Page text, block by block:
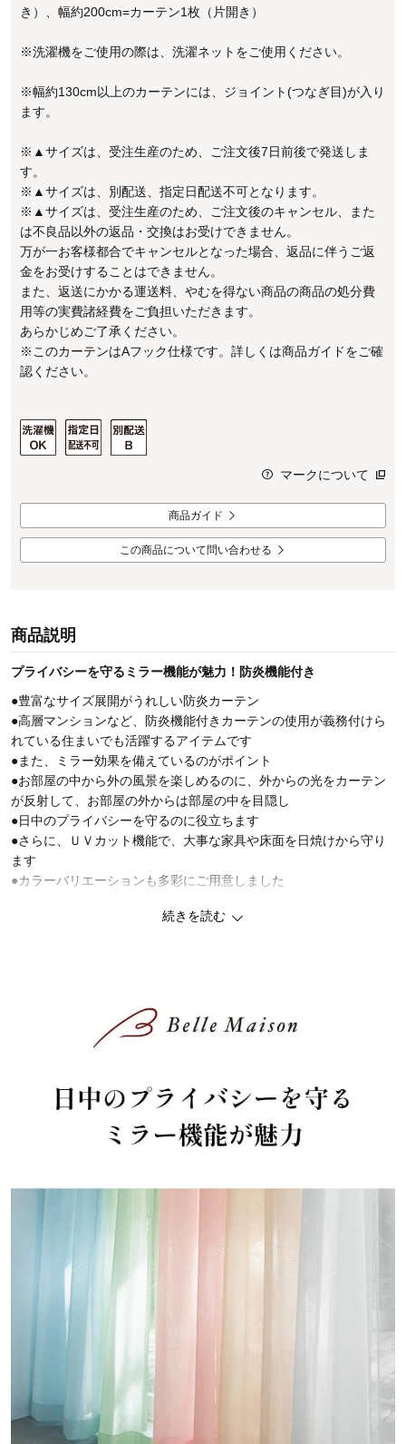
き）、幅約200cm=カーテン1枚（片開き）
※洗濯機をご使用の際は、洗濯ネットをご使用ください。
※幅約130cm以上のカーテンには、ジョイント(つなぎ目)が入り
ます。
※▲サイズは、受注生産のため、ご注文後7日前後で発送しま
す。
※▲サイズは、別配送、指定日配送不可となります。
※▲サイズは、受注生産のため、ご注文後のキャンセル、また
は不良品以外の返品・交換はお受けできません。
万が一お客様都合でキャンセルとなった場合、返品に伴うご返
金をお受けすることはできません。
また、返送にかかる運送料、やむを得ない商品の商品の処分費
用等の実費諸経費をご負担いただきます。
あらかじめご了承ください。
※このカーテンはAフック仕様です。詳しくは商品ガイドをご確
認ください。
マークについて
商品ガイド
この商品について問い合わせる
商品説明
プライバシーを守るミラー機能が魅力！防炎機能付き
●豊富なサイズ展開がうれしい防炎カーテン
●高層マンションなど、防炎機能付きカーテンの使用が義務付けら
れている住まいでも活躍するアイテムです
●また、ミラー効果を備えているのがポイント
●お部屋の中から外の風景を楽しめるのに、外からの光をカーテン
が反射して、お部屋の外からは部屋の中を目隠し
●日中のプライバシーを守るのに役立ちます
●さらに、ＵＶカット機能で、大事な家具や床面を日焼けから守り
ます
●カラーバリエーションも多彩にご用意しました
※▲マークのサイズは、受注生産商品のためご注文後のキャンセル
小さなタバコなどの火でもすぐに燃え広がり第家事になる可能性も
【明るい昼間、外から見えにくい ミラー機能】
～光の反射によりプライバシーを守る～
お部屋を外から見えない、カーテン生地が透けないようにしたいと
いう声にお応えした機能です
※見え方は商品や室内外の光の環境によって変わります
【家の中でも UVカット】
家の中にいても、窓を通して紫外線を浴びています
特に家では肌も無防備なことも多いので、UVカット機能つきのカ
UVカット率も要チェック！
続きを読む